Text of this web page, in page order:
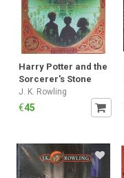
Harry Potter and the
Sorcerer's Stone
(Harry Potter, Book
1) (MinaLima Edition)
J. K. Rowling
€45